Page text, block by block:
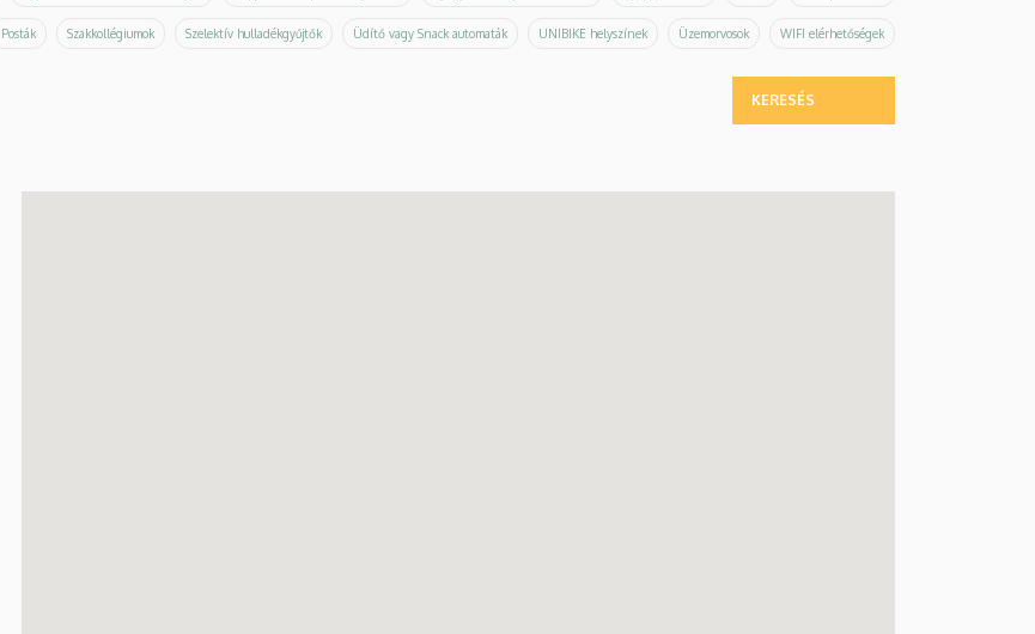
Posták Szakkollégiumok Szelektív hulladékgyűjtők Üdítő vagy Snack automaták UNIBIKE helyszínek Üzemorvosok WIFI elérhetőségek